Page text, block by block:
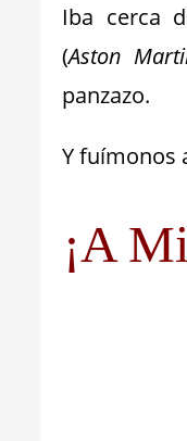
Iba cerca
(Aston
panzazo.
Y fuímonos
¡A